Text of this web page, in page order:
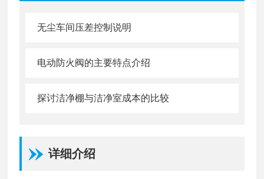
无尘车间压差控制说明
电动防火阀的主要特点介绍
探讨洁净棚与洁净室成本的比较
详细介绍